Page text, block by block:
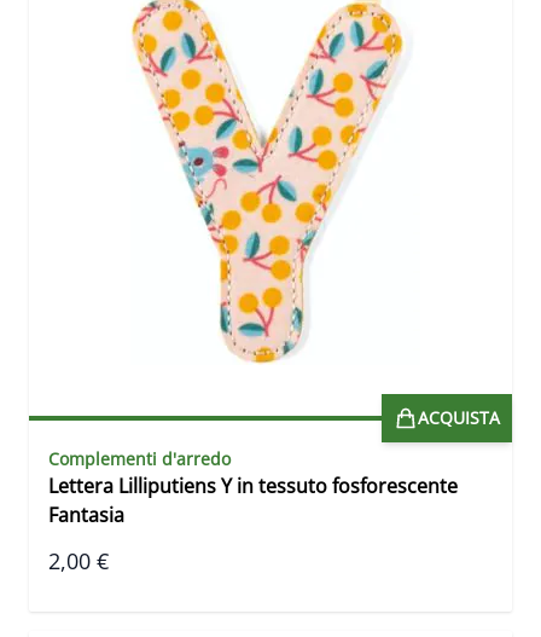
ACQUISTA
Complementi d'arredo
Lettera Lilliputiens Y in tessuto fosforescente
Fantasia
2,00 €